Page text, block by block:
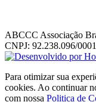
ABCCC Associação
CNPJ: 92.238.096/
Para otimizar sua
cookies. Ao continuar
com nossa Politica de